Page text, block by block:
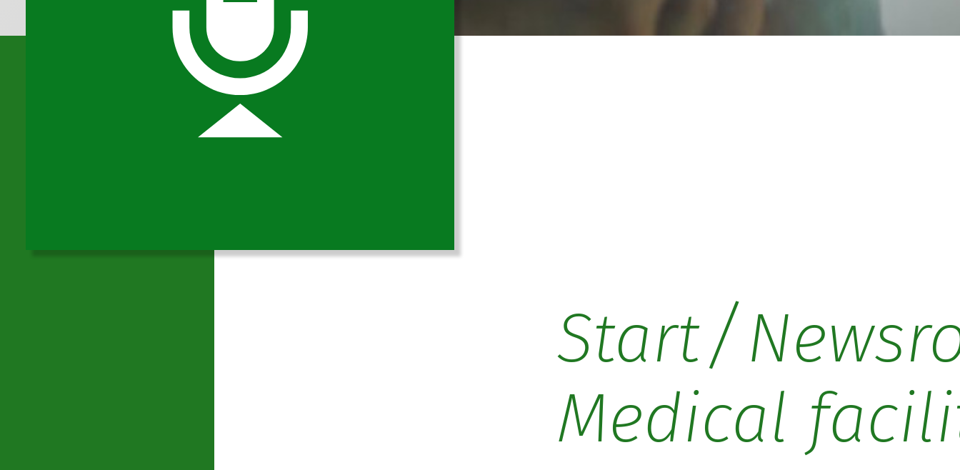
Start/
Medical